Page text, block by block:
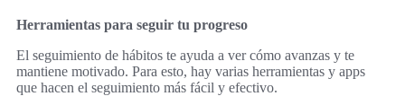
Herramientas para seguir tu progreso
El seguimiento de hábitos te ayuda a ver cómo avanzas y te
mantiene motivado. Para esto, hay varias herramientas y apps
que hacen el seguimiento más fácil y efectivo.